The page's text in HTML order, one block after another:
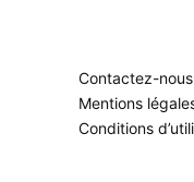
Contactez-nous
Mentions
Conditions